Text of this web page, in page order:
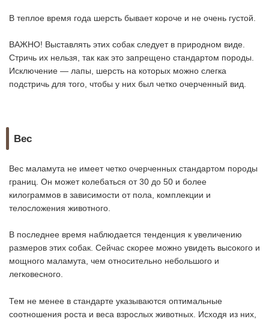
В теплое время года шерсть бывает короче и не очень густой.
ВАЖНО! Выставлять этих собак следует в природном виде.
Стричь их нельзя, так как это запрещено стандартом породы.
Исключение — лапы, шерсть на которых можно слегка
подстричь для того, чтобы у них был четко очерченный вид.
Вес
Вес маламута не имеет четко очерченных стандартом породы
границ. Он может колебаться от 30 до 50 и более
килограммов в зависимости от пола, комплекции и
телосложения животного.
В последнее время наблюдается тенденция к увеличению
размеров этих собак. Сейчас скорее можно увидеть высокого и
мощного маламута, чем относительно небольшого и
легковесного.
Тем не менее в стандарте указываются оптимальные
соотношения роста и веса взрослых животных. Исходя из них,